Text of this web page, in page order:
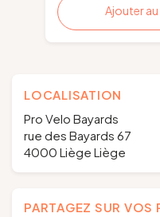
Ajouter
LOCALISATION
Pro Velo Bayards
rue des Bayards 67
4000 Liège Liège
PARTAGEZ SUR VOS